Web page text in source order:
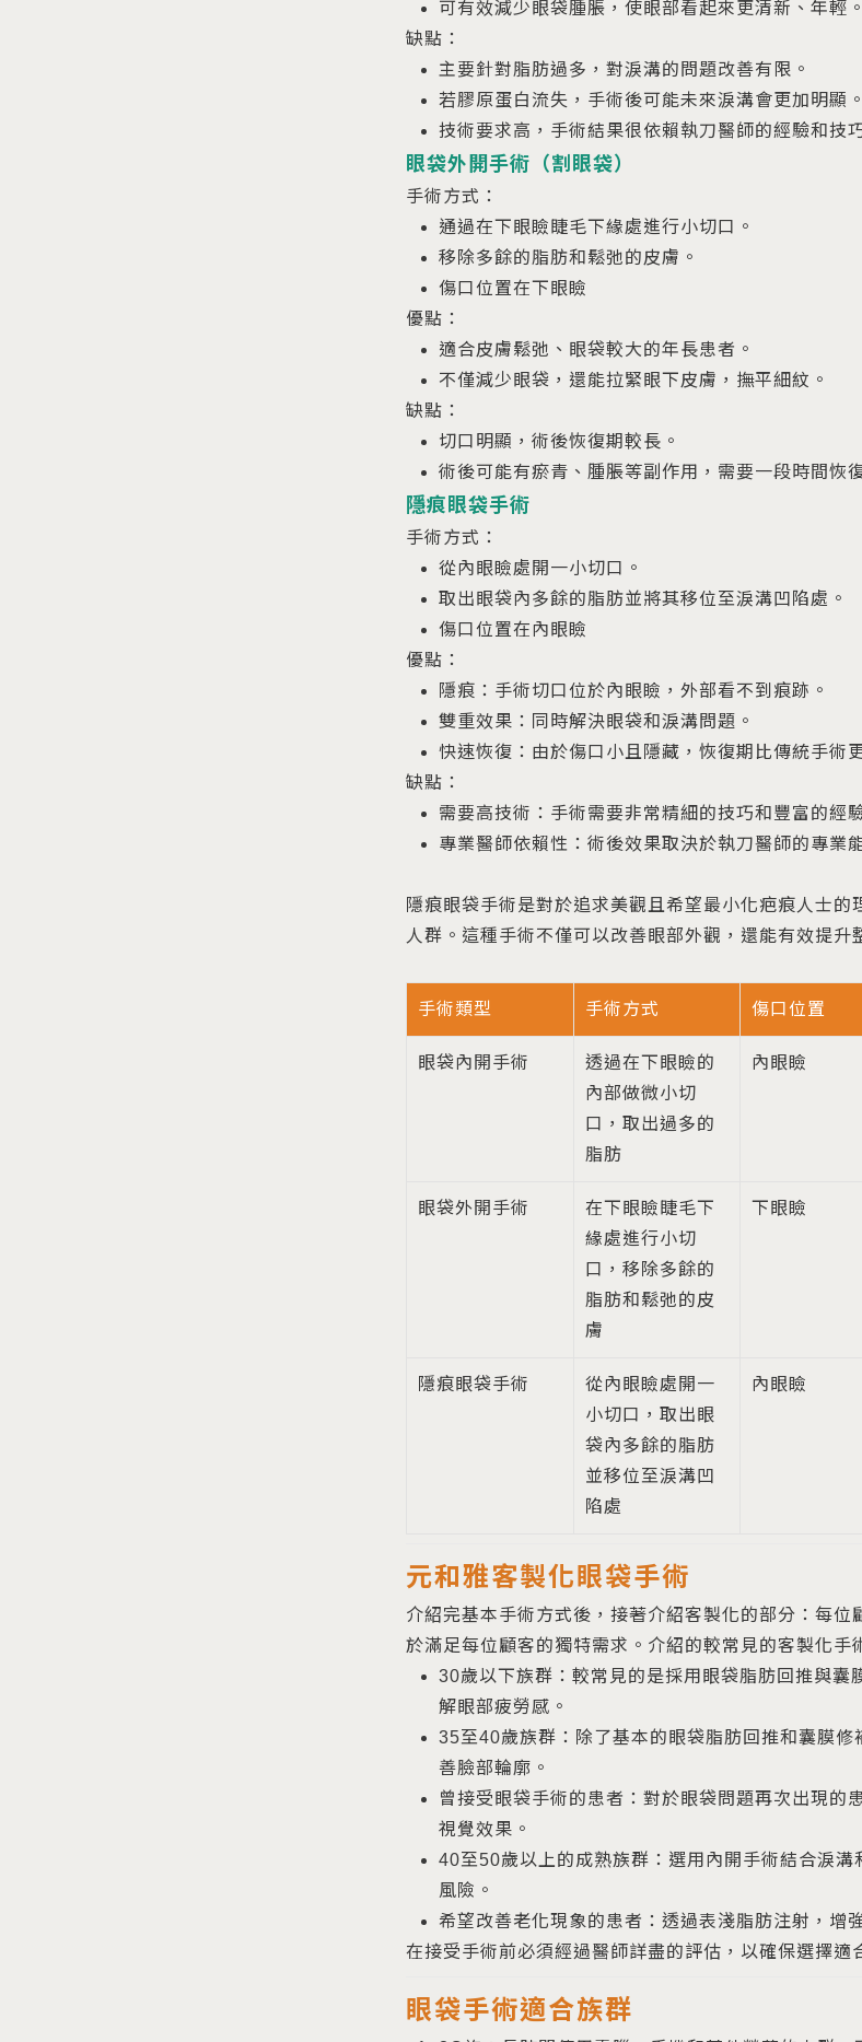
可有效減少眼袋腫脹，使眼部看起來更清新、年輕。
缺點：
主要針對脂肪過多，對淚溝的問題改善有限。
若膠原蛋白流失，手術後可能未來淚溝會更加明顯。
技術要求高，手術結果很依賴執刀醫師的經驗和技
眼袋外開手術（割眼袋）
手術方式：
通過在下眼瞼睫毛下緣處進行小切口。
移除多餘的脂肪和鬆弛的皮膚。
傷口位置在下眼瞼
優點：
適合皮膚鬆弛、眼袋較大的年長患者。
不僅減少眼袋，還能拉緊眼下皮膚，撫平細紋。
缺點：
切口明顯，術後恢復期較長。
術後可能有瘀青、腫脹等副作用，需要一段時間恢
隱痕眼袋手術
手術方式：
從內眼瞼處開一小切口。
取出眼袋內多餘的脂肪並將其移位至淚溝凹陷處。
傷口位置在內眼瞼
優點：
隱痕：手術切口位於內眼瞼，外部看不到痕跡。
雙重效果：同時解決眼袋和淚溝問題。
快速恢復：由於傷口小且隱藏，恢復期比傳統手術
缺點：
需要高技術：手術需要非常精細的技巧和豐富的經
專業醫師依賴性：術後效果取決於執刀醫師的專業
隱痕眼袋手術是對於追求美觀且希望最小化疤痕人士
人群。這種手術不僅可以改善眼部外觀，還能有效提升
手術類型 手術方式 傷口位置
眼袋內開手術
透過在下眼瞼的
內部做微小切
口，取出過多的
脂肪
內眼瞼
眼袋外開手術
在下眼瞼睫毛下
緣處進行小切
口，移除多餘的
脂肪和鬆弛的皮
膚
下眼瞼
隱痕眼袋手術
從內眼瞼處開一
小切口，取出眼
袋內多餘的脂肪
並移位至淚溝凹
陷處
內眼瞼
元和雅客製化眼袋手術
介紹完基本手術方式後，接著介紹客製化的部分：每
於滿足每位顧客的獨特需求。介紹的較常見的客製化手
30歲以下族群：較常見的是採用眼袋脂肪回推與
解眼部疲勞感。
35至40歲族群：除了基本的眼袋脂肪回推和囊膜
善臉部輪廓。
曾接受眼袋手術的患者：對於眼袋問題再次出現的
視覺效果。
40至50歲以上的成熟族群：選用內開手術結合淚
風險。
希望改善老化現象的患者：透過表淺脂肪注射，增
在接受手術前必須經過醫師詳盡的評估，以確保選擇適
眼袋手術適合族群